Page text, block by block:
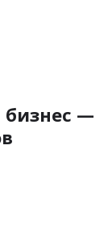
бизнес —